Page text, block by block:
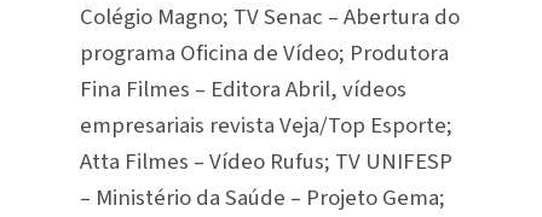
Colégio Magno; TV Senac – Abertura do
programa Oficina de Vídeo; Produtora
Fina Filmes – Editora Abril, vídeos
empresariais revista Veja/Top Esporte;
Atta Filmes – Vídeo Rufus; TV UNIFESP
– Ministério da Saúde – Projeto Gema;